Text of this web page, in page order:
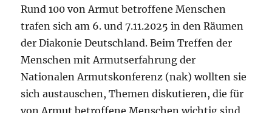
Rund 100 von Armut betroffene Menschen
trafen sich am 6. und 7.11.2025 in den Räumen
der Diakonie Deutschland. Beim Treffen der
Menschen mit Armutserfahrung der
Nationalen Armutskonferenz (nak) wollten sie
sich austauschen, Themen diskutieren, die für
von Armut betroffene Menschen wichtig sind,